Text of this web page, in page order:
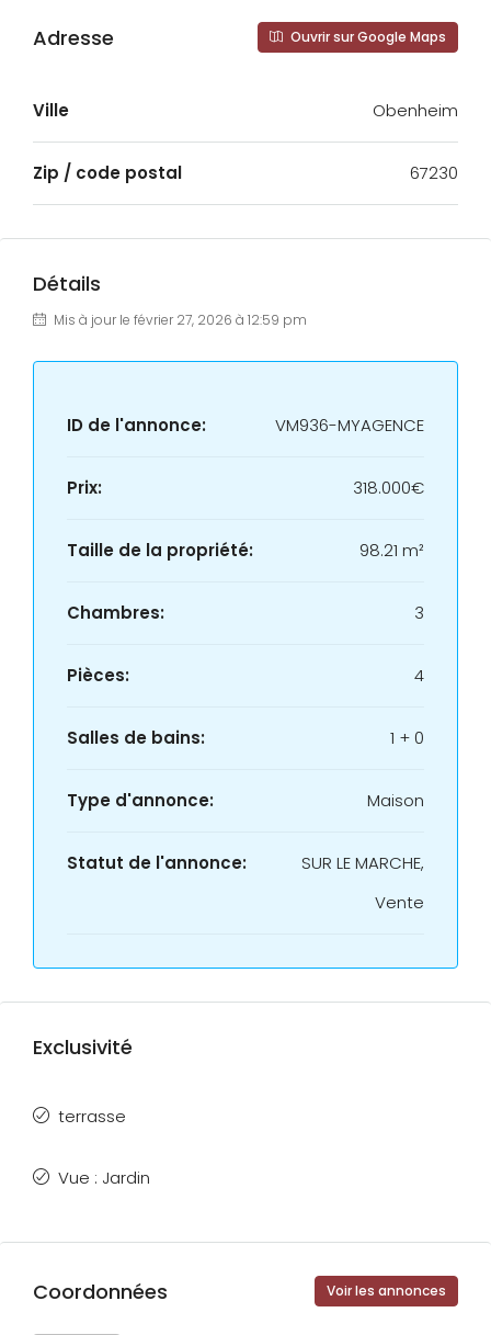
Adresse Ouvrir sur Google Maps
Ville Obenheim
Zip / code postal 67230
Détails
Mis à jour le février 27, 2026 à 12:59 pm
ID de l'annonce: VM936-MYAGENCE
Prix: 318.000€
Taille de la propriété: 98.21 m²
Chambres: 3
Pièces: 4
Salles de bains: 1 + 0
Type d'annonce: Maison
Statut de l'annonce:
SUR LE MARCHE,
Vente
Exclusivité
terrasse
Vue : Jardin
Coordonnées Voir les annonces